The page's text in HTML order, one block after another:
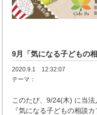
9月「気になる子どもの
2020.9.1 12:32:07
テーマ：
このたび、9/24(木) に当
『気になる子どもの相談